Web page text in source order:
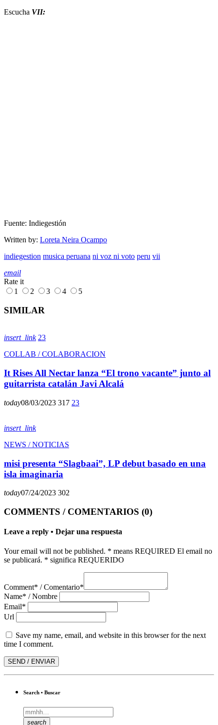
Escucha VII:
Fuente: Indiegestión
Written by: Loreta Neira Ocampo
indiegestion musica peruana ni voz ni voto peru vii
email
Rate it
1
2 3 4 5
SIMILAR
insert_link 23
COLLAB / COLABORACION
It Rises All Nectar lanza “El trono vacante” junto al
guitarrista catalán Javi Alcalá
today08/03/2023 317 23
insert_link
NEWS / NOTICIAS
misi presenta “Slagbaai”, LP debut basado en una
isla imaginaria
today07/24/2023 302
COMMENTS / COMENTARIOS (0)
Leave a reply • Dejar una respuesta
Your email will not be published. * means REQUIRED El email no
se publicará. * significa REQUERIDO
Comment* / Comentario*
Name* / Nombre
Email*
Url
Save my name, email, and website in this browser for the next
time I comment.
Search • Buscar
search